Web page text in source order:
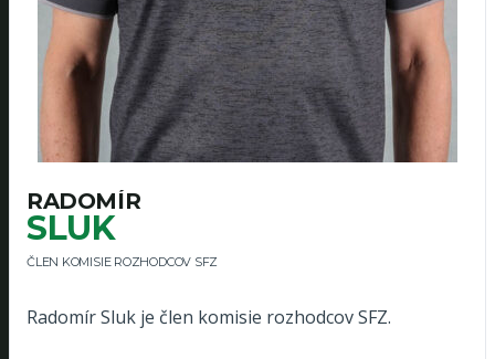
RADOMÍR
SLUK
ČLEN KOMISIE ROZHODCOV SFZ
Radomír Sluk je člen komisie rozhodcov SFZ.